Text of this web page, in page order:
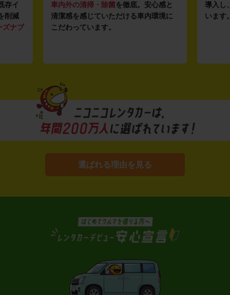
存イ
削減
ズナブ
車内外の清掃・除菌を徹底。安心感と
清潔感を感じていただける車内環境に
こだわっています。
導入し
います
選ばれる理由を見る